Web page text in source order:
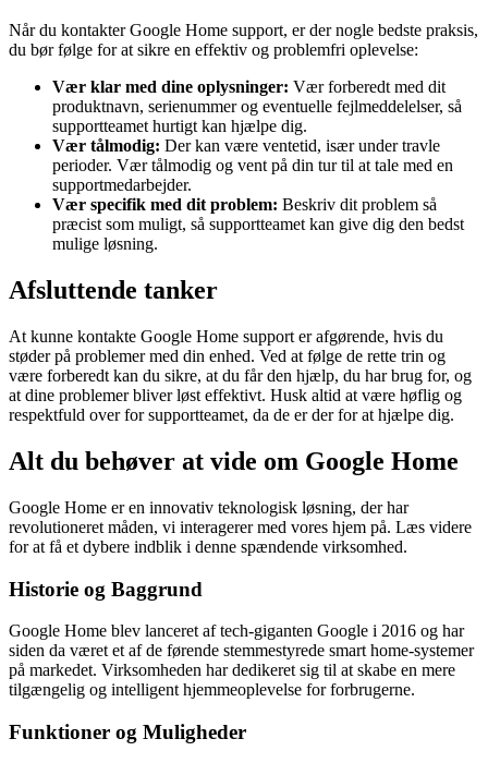
Når du kontakter Google Home support, er der nogle bedste praksis,
du bør følge for at sikre en effektiv og problemfri oplevelse:
Vær klar med dine oplysninger: Vær forberedt med dit
produktnavn, serienummer og eventuelle fejlmeddelelser, så
supportteamet hurtigt kan hjælpe dig.
Vær tålmodig: Der kan være ventetid, især under travle
perioder. Vær tålmodig og vent på din tur til at tale med en
supportmedarbejder.
Vær specifik med dit problem: Beskriv dit problem så
præcist som muligt, så supportteamet kan give dig den bedst
mulige løsning.
Afsluttende tanker
At kunne kontakte Google Home support er afgørende, hvis du
støder på problemer med din enhed. Ved at følge de rette trin og
være forberedt kan du sikre, at du får den hjælp, du har brug for, og
at dine problemer bliver løst effektivt. Husk altid at være høflig og
respektfuld over for supportteamet, da de er der for at hjælpe dig.
Alt du behøver at vide om Google Home
Google Home er en innovativ teknologisk løsning, der har
revolutioneret måden, vi interagerer med vores hjem på. Læs videre
for at få et dybere indblik i denne spændende virksomhed.
Historie og Baggrund
Google Home blev lanceret af tech-giganten Google i 2016 og har
siden da været et af de førende stemmestyrede smart home-systemer
på markedet. Virksomheden har dedikeret sig til at skabe en mere
tilgængelig og intelligent hjemmeoplevelse for forbrugerne.
Funktioner og Muligheder